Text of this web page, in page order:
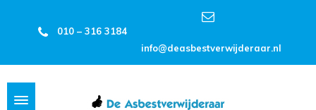
010 – 316 3184
info@deasbestverwijderaar.nl